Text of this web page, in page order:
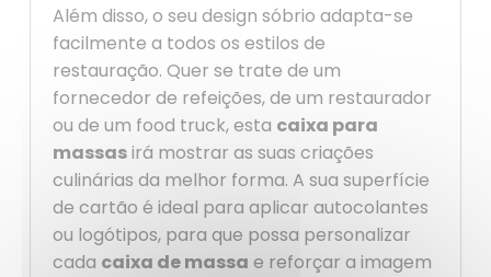
Além disso, o seu design sóbrio adapta-se
facilmente a todos os estilos de
restauração. Quer se trate de um
fornecedor de refeições, de um restaurador
ou de um food truck, esta caixa para
massasirá mostrar as suas criações
culinárias da melhor forma. A sua superfície
de cartão é ideal para aplicar autocolantes
ou logótipos, para que possa personalizar
cada caixa de massa e reforçar a imagem